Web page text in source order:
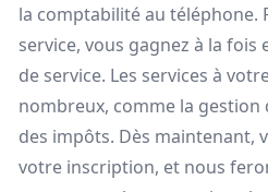
la comptabilité au téléphone.
service, vous gagnez à la
de service. Les services à
nombreux, comme la gestion
des impôts. Dès maintenant,
votre inscription, et nous